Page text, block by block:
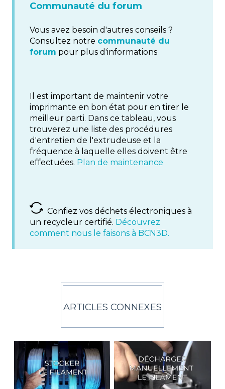
Communauté du forum
Vous avez besoin d'autres conseils ?
Consultez notre communauté du
forum pour plus d'informations
Il est important de maintenir votre
imprimante en bon état pour en tirer le
meilleur parti. Dans ce tableau, vous
trouverez une liste des procédures
d'entretien de l'extrudeuse et la
fréquence à laquelle elles doivent être
effectuées. Plan de maintenance
Confiez vos déchets électroniques à
un recycleur certifié. Découvrez
comment nous le faisons à BCN3D.
ARTICLES CONNEXES